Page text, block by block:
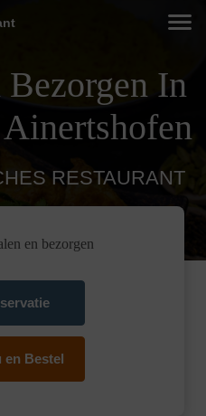
In
RESTAURANT
en bezorgen
en Bestel